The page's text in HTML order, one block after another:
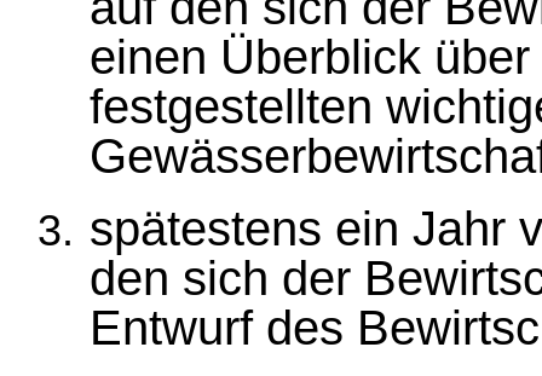
einen Überblick
festgestellten
spätestens ein Jahr
den sich der
Entwurf des